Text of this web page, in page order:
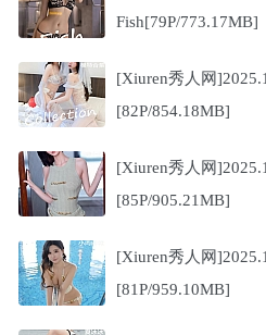
Fish[79P/773.17MB]
[Xiuren秀人网
[82P/854.18MB]
[Xiuren秀人网
[85P/905.21MB]
[Xiuren秀人网
[81P/959.10MB]